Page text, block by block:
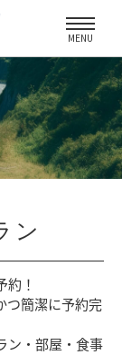
MENU
ン
約！
つ簡潔に予約完
ン・部屋・食事